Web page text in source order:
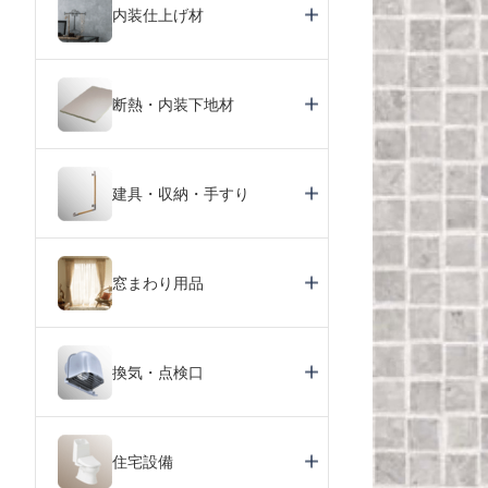
内装仕上げ材
断熱・内装下地材
建具・収納・手すり
窓まわり用品
換気・点検口
住宅設備